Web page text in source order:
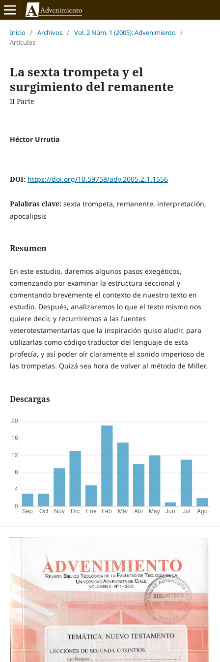
Inicio / Archivos / Vol. 2 Núm. 1 (2005): Advenimiento /
Artículos
La sexta trompeta y el
surgimiento del remanente
II Parte
Héctor Urrutia
DOI: https://doi.org/10.59758/adv.2005.2.1.1556
Palabras clave: sexta trompeta, remanente, interpretación,
apocalipsis
Resumen
En este estudio, daremos algunos pasos exegéticos,
comenzando por examinar la estructura seccional y
comentando brevemente el contexto de nuestro texto en
estudio. Después, analizaremos lo que el texto mismo nos
quiere decir, y recurriremos a las fuentes
veterotestamentarias que la inspiración quiso aludir, para
utilizarlas como código traductor del lenguaje de esta
profecía, y así poder oír claramente el sonido imperioso de
las trompetas. Quizá sea hora de volver al método de Miller.
Descargas